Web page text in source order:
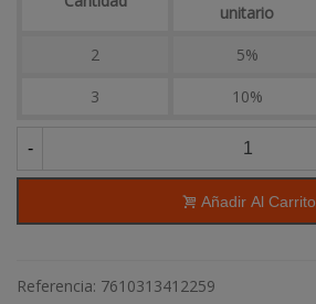
unitario
2 5%
3
10%
-
Añadir Al Carrito
Referencia: 7610313412259